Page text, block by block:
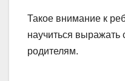
Такое внимание к
научиться выражать
родителям.